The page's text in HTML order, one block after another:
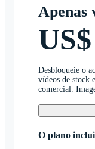
Apenas
Desbloqueie o
vídeos de stock
comercial.
O plano